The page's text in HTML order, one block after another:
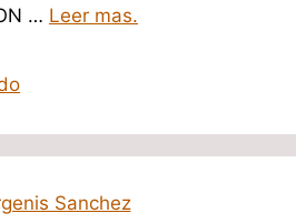
… Leer mas.